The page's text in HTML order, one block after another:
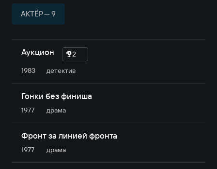
АКТЁР — 9
Аукцион
2
1983
детектив
Гонки без финиша
1977 драма
Фронт за линией фронта
1977 драма